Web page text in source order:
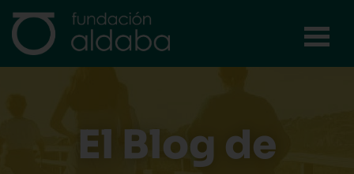
contenido
El Blog de